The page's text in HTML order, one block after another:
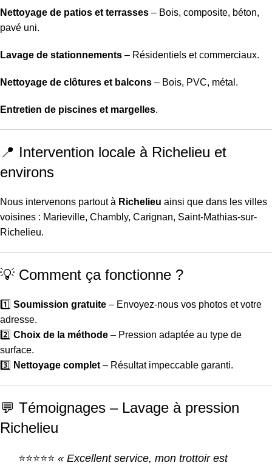
Nettoyage de patios et terrasses – Bois, composite, béton,
pavé uni.
Lavage de stationnements – Résidentiels et commerciaux.
Nettoyage de clôtures et balcons – Bois, PVC, métal.
Entretien de piscines et margelles.
📍 Intervention locale à Richelieu et
environs
Nous intervenons partout à Richelieu ainsi que dans les villes
voisines : Marieville, Chambly, Carignan, Saint-Mathias-sur-
Richelieu.
💡 Comment ça fonctionne ?
1️⃣ Soumission gratuite – Envoyez-nous vos photos et votre
adresse.
2️⃣ Choix de la méthode – Pression adaptée au type de
surface.
3️⃣ Nettoyage complet – Résultat impeccable garanti.
💬 Témoignages – Lavage à pression
Richelieu
⭐⭐⭐⭐⭐ « Excellent service, mon trottoir est